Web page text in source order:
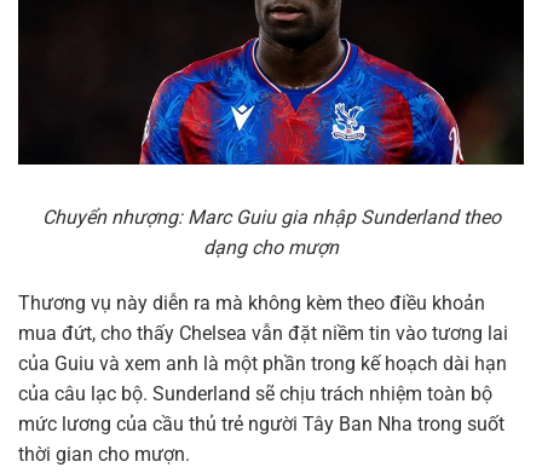
Chuyển nhượng: Marc Guiu gia nhập Sunderland theo
dạng cho mượn
Thương vụ này diễn ra mà không kèm theo điều khoản
mua đứt, cho thấy Chelsea vẫn đặt niềm tin vào tương lai
của Guiu và xem anh là một phần trong kế hoạch dài hạn
của câu lạc bộ. Sunderland sẽ chịu trách nhiệm toàn bộ
mức lương của cầu thủ trẻ người Tây Ban Nha trong suốt
thời gian cho mượn.